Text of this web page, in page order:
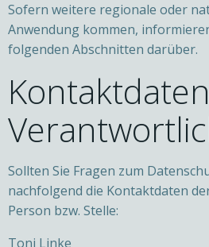
Sofern weitere regionale oder
Anwendung kommen,
folgenden Abschnitten darüber.
Sollten Sie Fragen zum
nachfolgend die Kontaktdaten
Person bzw. Stelle:
Toni Linke